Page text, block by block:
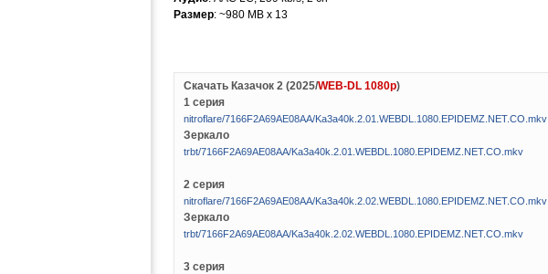
Размер: ~980 MB x 13
Скачать Казачок 2 (2025/WEB-DL 1080p)
1 серия
nitroflare/7166F2A69AE08AA/Ka3a40k.2.01.WEBDL.1080.EPIDEMZ.NET.CO.mkv
Зеркало
trbt/7166F2A69AE08AA/Ka3a40k.2.01.WEBDL.1080.EPIDEMZ.NET.CO.mkv
2 серия
nitroflare/7166F2A69AE08AA/Ka3a40k.2.02.WEBDL.1080.EPIDEMZ.NET.CO.mkv
Зеркало
trbt/7166F2A69AE08AA/Ka3a40k.2.02.WEBDL.1080.EPIDEMZ.NET.CO.mkv
3 серия